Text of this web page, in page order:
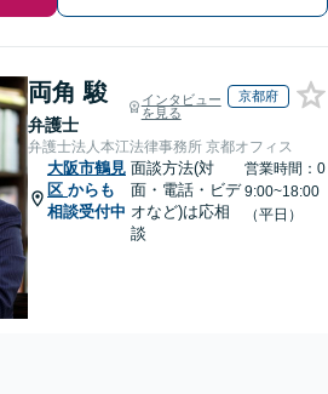
両角 駿
弁護士
インタビュー
を見る
京都府
弁護士法人本江法律事務所 京都オフィス
大阪市鶴見
区 からも
相談受付中
面談方法(対
面・電話・ビデ
オなど)は応相
談
営業時間：0
9:00~18:00
（平日）